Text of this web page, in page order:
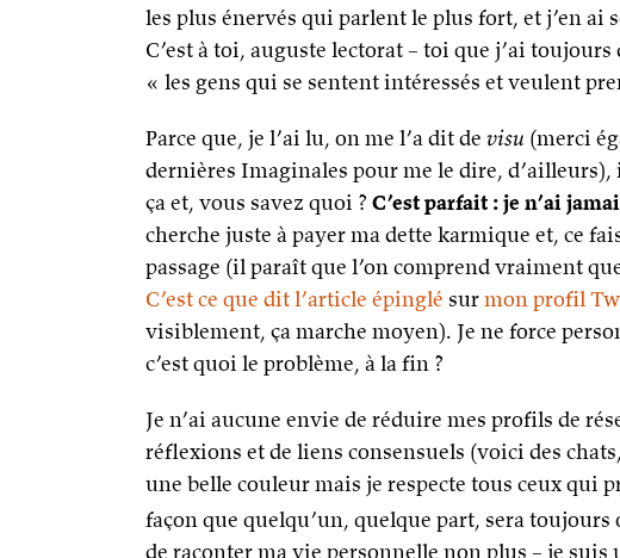
les plus énervés qui parlent le plus fort, et j’en ai
C’est à toi, auguste lectorat – toi que j’ai
« les gens qui se sentent intéressés et veulent
Parce que, je l’ai lu, on me l’a dit de visu (merci
dernières Imaginales pour me le dire,
ça et, vous savez quoi ? C’est parfait : je n’ai
cherche juste à payer ma dette karmique et, ce
passage (il paraît que l’on comprend vraiment
C’est ce que dit l’article épinglé surmon profil
visiblement, ça marche moyen). Je ne force
c’est quoi le problème, à la fin ?
Je n’ai aucune envie de réduire mes profils de
réflexions et de liens consensuels (voici des
une belle couleur mais je respecte tous ceux qui
façon que quelqu’un, quelque part, sera toujours
de raconter ma vie personnelle non plus – je